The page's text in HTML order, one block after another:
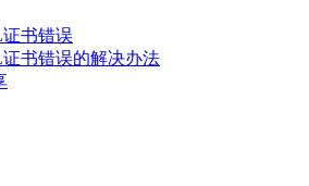
证书错误
证书错误的解决办法